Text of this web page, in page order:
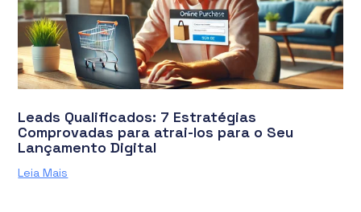
Leads Qualificados: 7 Estratégias
Comprovadas para atrai-los para o Seu
Lançamento Digital
Leia Mais